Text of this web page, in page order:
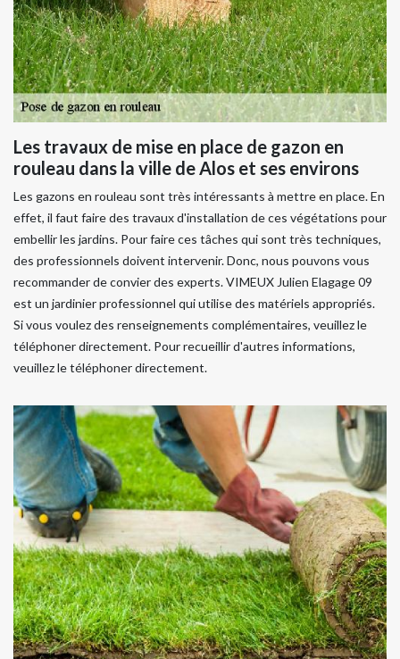
Les travaux de mise en place de gazon en
rouleau dans la ville de Alos et ses environs
Les gazons en rouleau sont très intéressants à mettre en place. En
effet, il faut faire des travaux d'installation de ces végétations pour
embellir les jardins. Pour faire ces tâches qui sont très techniques,
des professionnels doivent intervenir. Donc, nous pouvons vous
recommander de convier des experts. VIMEUX Julien Elagage 09
est un jardinier professionnel qui utilise des matériels appropriés.
Si vous voulez des renseignements complémentaires, veuillez le
téléphoner directement. Pour recueillir d'autres informations,
veuillez le téléphoner directement.